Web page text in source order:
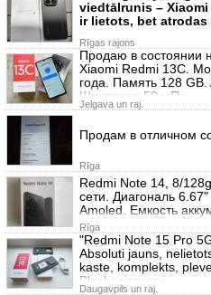
viedtālrunis – Xiaomi
ir lietots, bet
u
Rīgas rajons
Продаю в состоянии
Xiaomi Redmi 13С.
года. Память 128 GB.
Шикарная 50 мПх
Jelgava un raj.
Продам в отличном
Rīga
Redmi Note 14, 8/
сети. Диагональ
Amoled. Емкость
Rīga
"Redmi Note 15 Pro
Absoluti jauns,
kaste, komplekts,
Black+aizsargv
Daugavpils un raj.